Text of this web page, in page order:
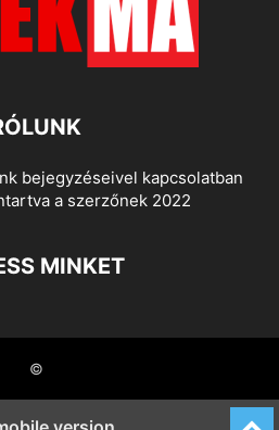
bejegyzéseivel kapcsolatban
a szerzőnek 2022
MINKET
©